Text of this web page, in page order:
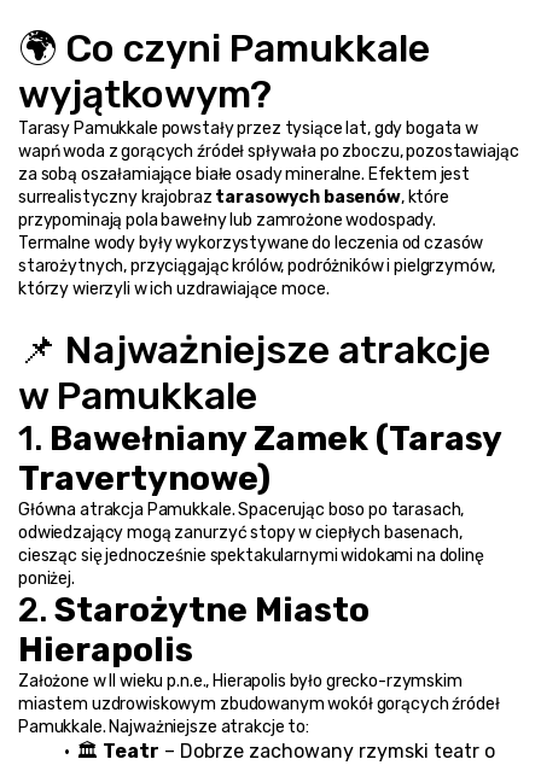
🌍 Co czyni Pamukkale
wyjątkowym?
Tarasy Pamukkale powstały przez tysiące lat, gdy bogata w
wapń woda z gorących źródeł spływała po zboczu, pozostawiając
za sobą oszałamiające białe osady mineralne. Efektem jest
surrealistyczny krajobraz tarasowych basenów, które
przypominają pola bawełny lub zamrożone wodospady.
Termalne wody były wykorzystywane do leczenia od czasów
starożytnych, przyciągając królów, podróżników i pielgrzymów,
którzy wierzyli w ich uzdrawiające moce.
📌 Najważniejsze atrakcje
w Pamukkale
1. Bawełniany Zamek (Tarasy
Travertynowe)
Główna atrakcja Pamukkale. Spacerując boso po tarasach,
odwiedzający mogą zanurzyć stopy w ciepłych basenach,
ciesząc się jednocześnie spektakularnymi widokami na dolinę
poniżej.
2. Starożytne Miasto
Hierapolis
Założone w II wieku p.n.e., Hierapolis było grecko-rzymskim
miastem uzdrowiskowym zbudowanym wokół gorących źródeł
Pamukkale. Najważniejsze atrakcje to:
🏛️ Teatr – Dobrze zachowany rzymski teatr o